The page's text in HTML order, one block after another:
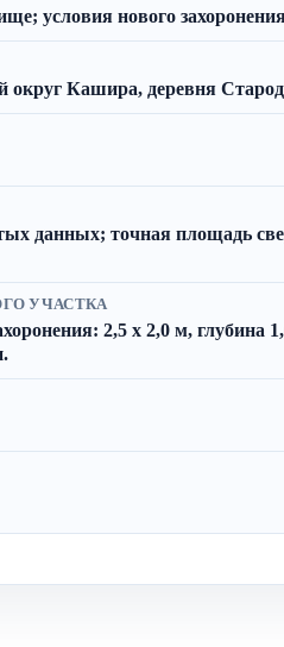
условия нового
округ Кашира, деревня
данных; точная площадь
УЧАСТКА
2,5 x 2,0 м, глубина